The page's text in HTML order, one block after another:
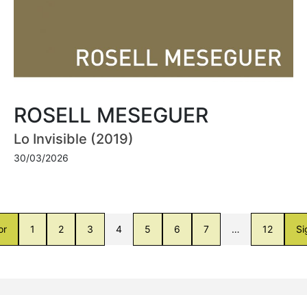
ROSELL MESEGUER
Lo Invisible (2019)
30/03/2026
1 2 3 4 5 6 7 … 12